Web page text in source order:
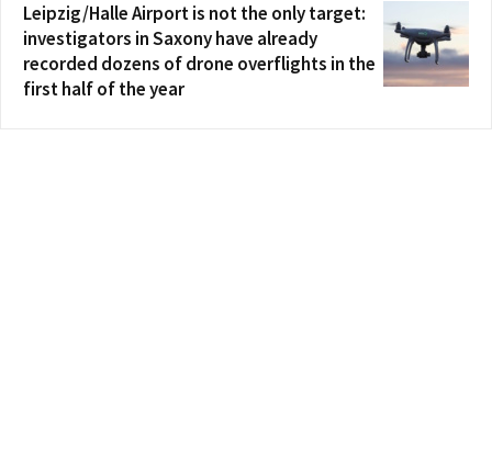
Leipzig/Halle Airport is not the only target:
investigators in Saxony have already
recorded dozens of drone overflights in the
first half of the year